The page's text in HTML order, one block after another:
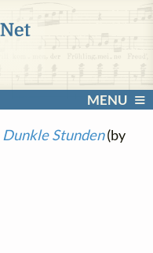
MENU
Dunkle Stunden(by